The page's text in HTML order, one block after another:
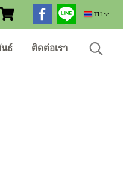
TH
ธ์ ติดต่อเรา